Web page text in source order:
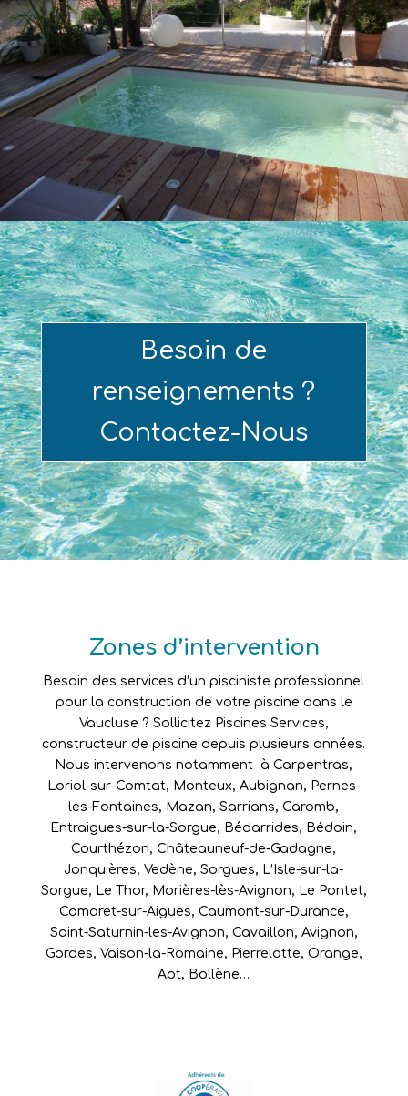
Besoin de
renseignements ?
Contactez-Nous
Zones d’intervention
Besoin des services d’un pisciniste professionnel
pour la construction de votre piscine dans le
Vaucluse ? Sollicitez Piscines Services,
constructeur de piscine depuis plusieurs années.
Nous intervenons notamment àCarpentras,
Loriol-sur-Comtat, Monteux, Aubignan, Pernes-
les-Fontaines, Mazan,Sarrians,Caromb,
Entraigues-sur-la-Sorgue, Bédarrides, Bédoin,
Courthézon,Châteauneuf-de-Gadagne,
Jonquières,Vedène,Sorgues, L’Isle-sur-la-
Sorgue, Le Thor, Morières-lès-Avignon, Le Pontet,
Camaret-sur-Aigues, Caumont-sur-Durance,
Saint-Saturnin-les-Avignon, Cavaillon, Avignon,
Gordes, Vaison-la-Romaine, Pierrelatte, Orange,
Apt, Bollène…